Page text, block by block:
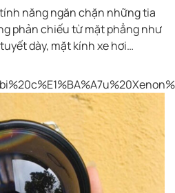
năng ngăn chặn những tia
phản chiếu từ mặt phẳng như
dày, mặt kính xe hơi…